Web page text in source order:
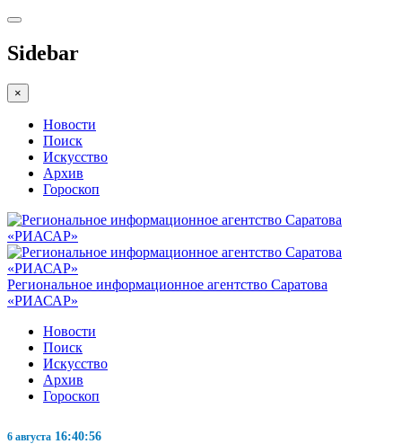
Sidebar
×
Новости
Поиск
Искусство
Архив
Гороскоп
Региональное информационное агентство Саратова
«РИАСАР»
Новости
Поиск
Искусство
Архив
Гороскоп
6 августа 16:40:57